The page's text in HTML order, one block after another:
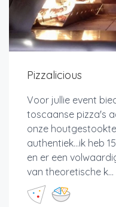
Pizzalicious
Voor jullie event
toscaanse pizza's
onze
authentiek…ik heb
en er een
van theoretische k...